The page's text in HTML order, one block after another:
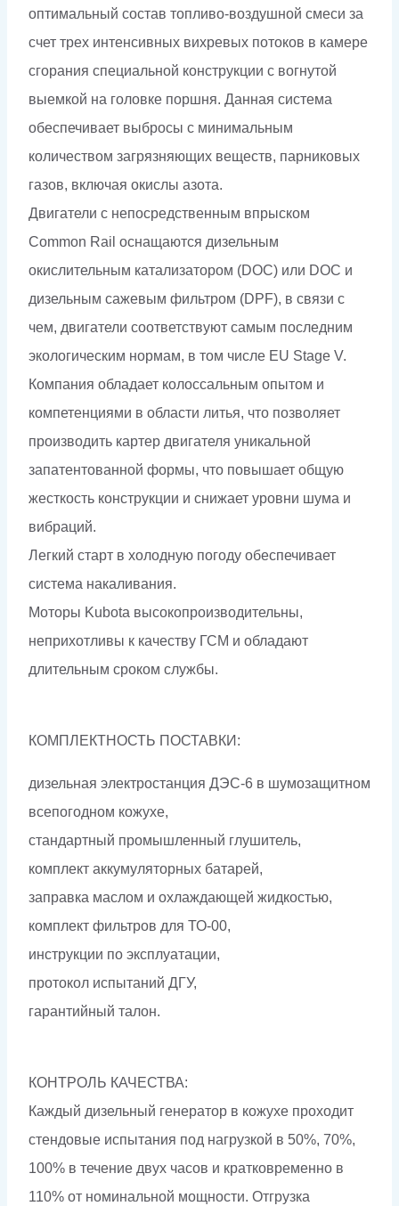
оптимальный состав топливо-воздушной смеси за
счет трех интенсивных вихревых потоков в камере
сгорания специальной конструкции с вогнутой
выемкой на головке поршня. Данная система
обеспечивает выбросы с минимальным
количеством загрязняющих веществ, парниковых
газов, включая окислы азота.
Двигатели с непосредственным впрыском
Common Rail оснащаются дизельным
окислительным катализатором (DOC) или DOC и
дизельным сажевым фильтром (DPF), в связи с
чем, двигатели соответствуют самым последним
экологическим нормам, в том числе EU Stage V.
Компания обладает колоссальным опытом и
компетенциями в области литья, что позволяет
производить картер двигателя уникальной
запатентованной формы, что повышает общую
жесткость конструкции и снижает уровни шума и
вибраций.
Легкий старт в холодную погоду обеспечивает
система накаливания.
Моторы Kubota высокопроизводительны,
неприхотливы к качеству ГСМ и обладают
длительным сроком службы.
КОМПЛЕКТНОСТЬ ПОСТАВКИ:
дизельная электростанция ДЭС-6 в шумозащитном
всепогодном кожухе,
стандартный промышленный глушитель,
комплект аккумуляторных батарей,
заправка маслом и охлаждающей жидкостью,
комплект фильтров для ТО-00,
инструкции по эксплуатации,
протокол испытаний ДГУ,
гарантийный талон.
КОНТРОЛЬ КАЧЕСТВА:
Каждый дизельный генератор в кожухе проходит
стендовые испытания под нагрузкой в 50%, 70%,
100% в течение двух часов и кратковременно в
110% от номинальной мощности. Отгрузка